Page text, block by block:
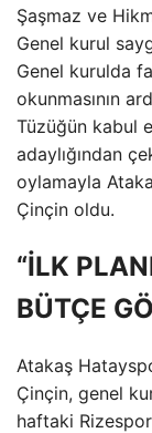
Şaşmaz ve
Genel kurul
Genel kurulda
okunmasının
Tüzüğün kabul
adaylığından
oylamayla
Çinçin oldu.
“İLK
BÜTÇE
Atakaş
Çinçin, genel
haftaki